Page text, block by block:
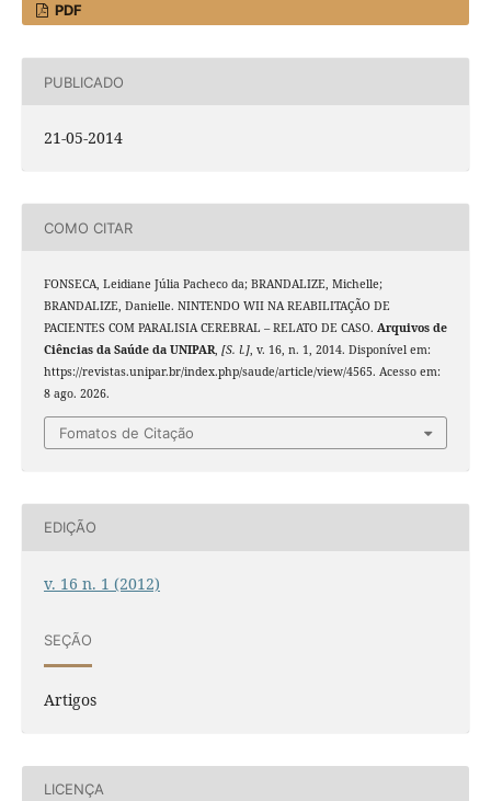
PDF
PUBLICADO
21-05-2014
COMO CITAR
FONSECA, Leidiane Júlia Pacheco da; BRANDALIZE, Michelle;
BRANDALIZE, Danielle. NINTENDO WII NA REABILITAÇÃO DE
PACIENTES COM PARALISIA CEREBRAL – RELATO DE CASO. Arquivos de
Ciências da Saúde da UNIPAR, [S. l.], v. 16, n. 1, 2014. Disponível em:
https://revistas.unipar.br/index.php/saude/article/view/4565. Acesso em:
8 ago. 2026.
Fomatos de Citação
EDIÇÃO
v. 16 n. 1 (2012)
SEÇÃO
Artigos
LICENÇA